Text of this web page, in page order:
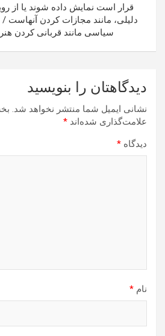
قرار است نمایش داده شوند یا از
دلیلی، مانند مجازات کردن آنهاست
سیاسی مانند قربانی کردن
دیدگاهتان را بنویسید
نشانی ایمیل شما منتشر نخواهد شد.
علامت‌گذاری شده‌اند *
دیدگاه *
نام *